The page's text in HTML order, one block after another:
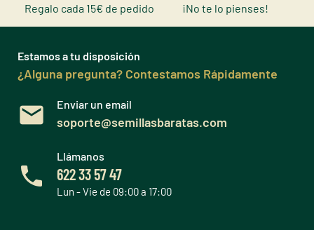
Regalo cada 15€ de pedido ¡No te lo pienses!
Estamos a tu disposición
¿Alguna pregunta? Contestamos Rápidamente
Enviar un email
soporte@semillasbaratas.com
Llámanos
622 33 57 47
Lun - Vie de 09:00 a 17:00